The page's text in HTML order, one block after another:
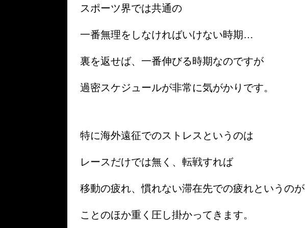
スポーツ界では共通の
一番無理をしなければいけない時期…
裏を返せば、一番伸びる時期なのですが
過密スケジュールが非常に気がかりです。
特に海外遠征でのストレスというのは
レースだけでは無く、転戦すれば
移動の疲れ、慣れない滞在先での疲れというのが
ことのほか重く圧し掛かってきます。